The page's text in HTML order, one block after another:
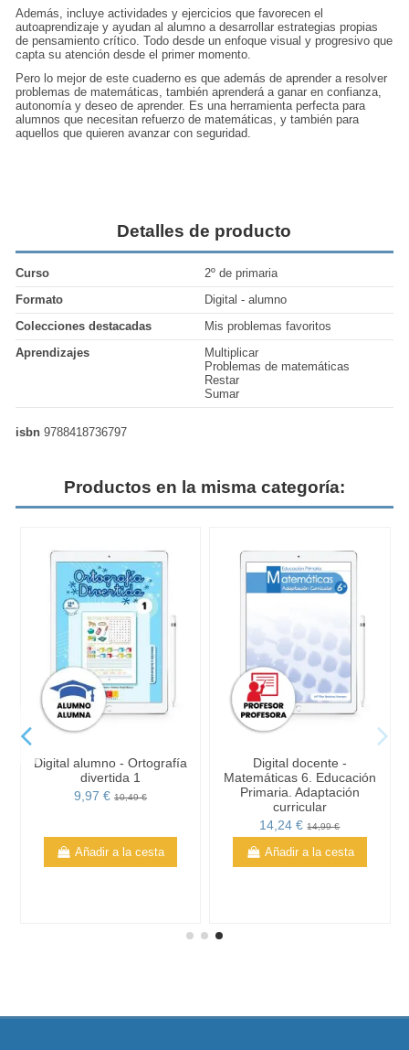
Además, incluye actividades y ejercicios que favorecen el
autoaprendizaje y ayudan al alumno a desarrollar estrategias propias
de pensamiento crítico. Todo desde un enfoque visual y progresivo que
capta su atención desde el primer momento.
Pero lo mejor de este cuaderno es que además de aprender a resolver
problemas de matemáticas, también aprenderá a ganar en confianza,
autonomía y deseo de aprender. Es una herramienta perfecta para
alumnos que necesitan refuerzo de matemáticas, y también para
aquellos que quieren avanzar con seguridad.
Detalles de producto
Curso
2º de primaria
Formato
Digital - alumno
Colecciones destacadas
Mis problemas favoritos
Aprendizajes
Multiplicar
Problemas de matemáticas
Restar
Sumar
isbn 9788418736797
Productos en la misma categoría:
Digital alumno - Ortografía
divertida 1
9,97 € 10,49 €
Añadir a la cesta
Digital docente -
Matemáticas 6. Educación
Primaria. Adaptación
curricular
14,24 €14,99 €
Añadir a la cesta